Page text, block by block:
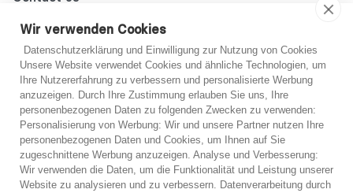
You are not sure?
If you are unsure, you can get free advice from one
02131 708 42 70
support@abo-hilfe.de
© 2021 abo-hilfe.de
*Note: abo-hilfe.de serves as an informative website. The
consumer receives information and tips and tricks on the
Wir verwenden Cookies
Datenschutzerklärung und Einwilligung zur Nutzung von Cookies
Unsere Website verwendet Cookies und ähnliche Technologien, um
Ihre Nutzererfahrung zu verbessern und personalisierte Werbung
anzuzeigen. Durch Ihre Zustimmung erlauben Sie uns, Ihre
personenbezogenen Daten zu folgenden Zwecken zu verwenden:
Personalisierung von Werbung: Wir und unsere Partner nutzen Ihre
personenbezogenen Daten und Cookies, um Ihnen auf Sie
zugeschnittene Werbung anzuzeigen. Analyse und Verbesserung:
Wir verwenden die Daten, um die Funktionalität und Leistung unserer
Website zu analysieren und zu verbessern. Datenverarbeitung durch